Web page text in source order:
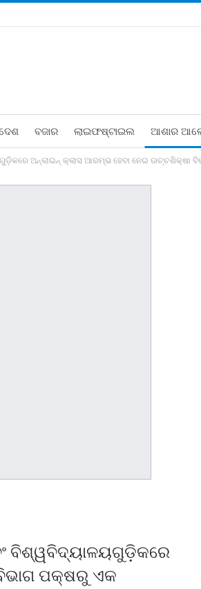
ବଜାର ଲାଇଫଷ୍ଟାଇଲ ଆଶାର
ଅନ୍‍ଲାଇନ୍‍ କ୍ଲାସ ଆରମ୍ଭ ହେବା ନେଇ ଉଚ୍ଚଶିକ୍ଷା
ବିଶ୍ୱବିଦ୍ୟାଳୟଗୁଡ଼ିକରେ
ପକ୍ଷରୁ ଏକ